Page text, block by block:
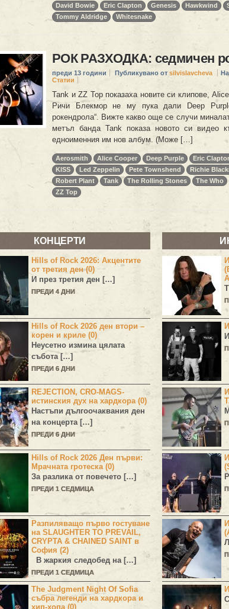
David Bowie Eric Clapton Genesis Hawkwind
Tommy Aldridge
Whitesnake
РОК РАЗХОДКА: седмичен
преди 13 години Публикувано от silvislavcheva
Статии
Tank и ZZ Top показаха новите си клипове,
Ричи Блекмор не му пука дали Deep
рокендрола“. Вижте какво още се случи
метъл банда Tank показа новото си видео
едноименния им нов албум. (Може […]
Aerosmith Alice Cooper Deep Purple Eric
KISS
Led Zeppelin Pete Townshend
Richie
Robert Plant
Tank The Rolling Stones The Who
ZZ Top
КОНЦЕРТИ
Hills of Rock 2026: Акцентите
от третия ден (0)
И през третия ден […]
ПРЕДИ 4 ДНИ
Hills of Rock 2026 ден втори –
корен и криле (0)
Неусетно измина цялата
събота […]
ПРЕДИ 6 ДНИ
REJECTION, CRO-MAGS-
истинския дух на хардкора (0)
Настъпи дългоочаквания ден
на концерта […]
ПРЕДИ 6 ДНИ
Hills of Rock 2026 Ден първи:
Мрачната гротеска (0)
За разлика от повечето […]
ПРЕДИ 1 СЕДМИЦА
Разпиляващо първо гостуване
на SLAUGHTER TO PREVAIL,
CRYPTA & CHAINED SAINT в
София (2)
В жаркия следобед на […]
ПРЕДИ 1 СЕДМИЦА
The Judgment Night Of Sofia
събра легенди на хардкора и
хип-хопа (0)